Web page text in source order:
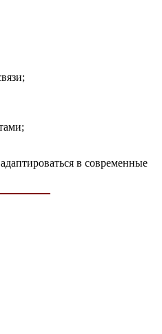
в современные